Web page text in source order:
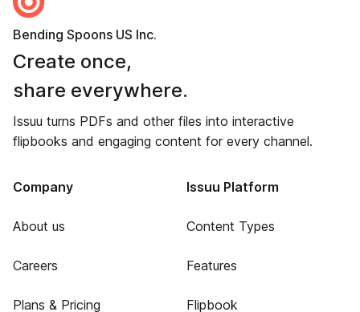
Bending Spoons US Inc.
Create once,
share everywhere.
Issuu turns PDFs and other files into interactive
flipbooks and engaging content for every channel.
Company
About us
Careers
Plans & Pricing
Issuu Platform
Content Types
Features
Flipbook